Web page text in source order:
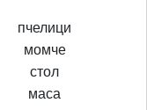
пчелици
момче
стол
маса